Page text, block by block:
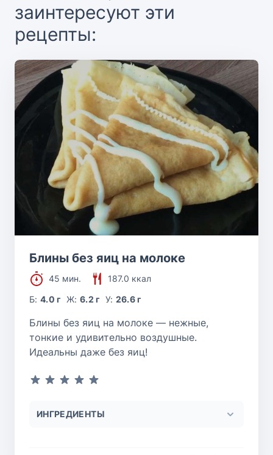
заинтересуют эти
рецепты:
Блины без яиц на молоке
45 мин.
187.0 ккал
Б:4.0 г Ж: 6.2 г У: 26.6 г
Блины без яиц на молоке — нежные,
тонкие и удивительно воздушные.
Идеальны даже без яиц!
ИНГРЕДИЕНТЫ